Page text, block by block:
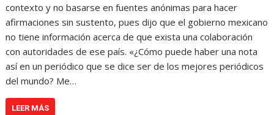
contexto y no basarse en fuentes anónimas para hacer
afirmaciones sin sustento, pues dijo que el gobierno mexicano
no tiene información acerca de que exista una colaboración
con autoridades de ese país. «¿Cómo puede haber una nota
así en un periódico que se dice ser de los mejores periódicos
del mundo? Me…
LEER MÁS